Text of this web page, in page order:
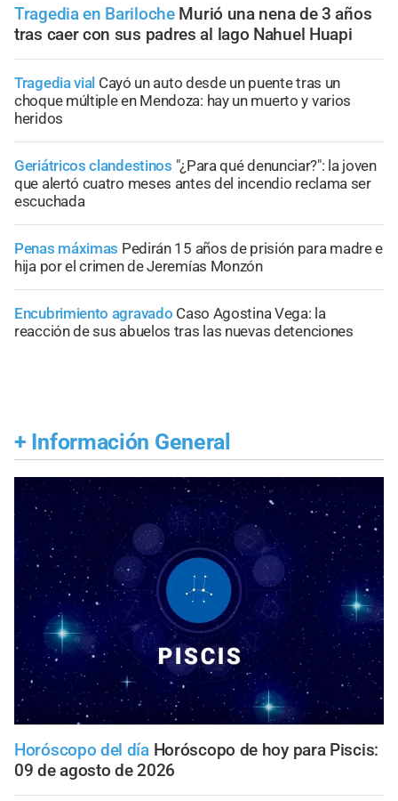
Tragedia en Bariloche Murió una nena de 3 años
tras caer con sus padres al lago Nahuel Huapi
Tragedia vial Cayó un auto desde un puente tras un
choque múltiple en Mendoza: hay un muerto y varios
heridos
Geriátricos clandestinos "¿Para qué denunciar?": la joven
que alertó cuatro meses antes del incendio reclama ser
escuchada
Penas máximas Pedirán 15 años de prisión para madre e
hija por el crimen de Jeremías Monzón
Encubrimiento agravado Caso Agostina Vega: la
reacción de sus abuelos tras las nuevas detenciones
+ Información General
Horóscopo del día Horóscopo de hoy para Piscis:
09 de agosto de 2026